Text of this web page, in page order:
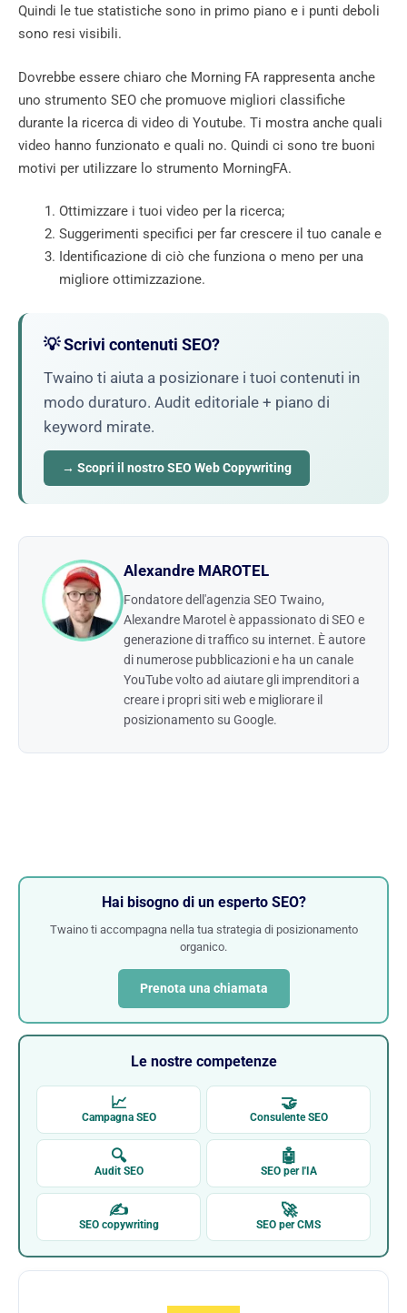
Quindi le tue statistiche sono in primo piano e i punti deboli
sono resi visibili.
Dovrebbe essere chiaro che Morning FA rappresenta anche
uno strumento SEO che promuove migliori classifiche
durante la ricerca di video di Youtube. Ti mostra anche quali
video hanno funzionato e quali no. Quindi ci sono tre buoni
motivi per utilizzare lo strumento MorningFA.
Ottimizzare i tuoi video per la ricerca;
Suggerimenti specifici per far crescere il tuo canale e
Identificazione di ciò che funziona o meno per una
migliore ottimizzazione.
💡 Scrivi contenuti SEO?
Twaino ti aiuta a posizionare i tuoi contenuti in
modo duraturo. Audit editoriale + piano di
keyword mirate.
→ Scopri il nostro SEO Web Copywriting
Alexandre MAROTEL
Fondatore dell'agenzia SEO Twaino,
Alexandre Marotel è appassionato di SEO e
generazione di traffico su internet. È autore
di numerose pubblicazioni e ha un canale
YouTube volto ad aiutare gli imprenditori a
creare i propri siti web e migliorare il
posizionamento su Google.
Hai bisogno di un esperto SEO?
Twaino ti accompagna nella tua strategia di posizionamento
organico.
Prenota una chiamata
Le nostre competenze
📈
Campagna SEO
🤝
Consulente SEO
🔍
Audit SEO
🤖
SEO per l'IA
✍
SEO copywriting
🚀
SEO per CMS